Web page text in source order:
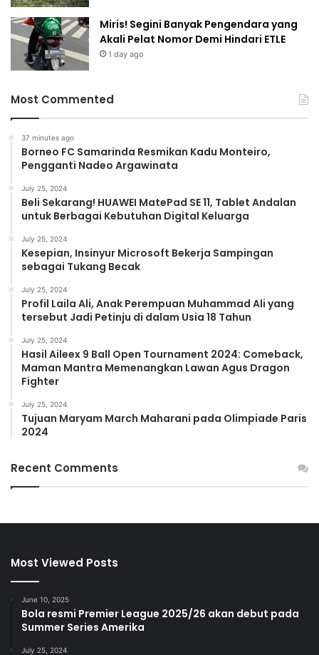
Miris! Segini Banyak Pengendara yang
Akali Pelat Nomor Demi Hindari ETLE
1 day ago
Most Commented
37 minutes ago
Borneo FC Samarinda Resmikan Kadu Monteiro,
Pengganti Nadeo Argawinata
July 25, 2024
Beli Sekarang! HUAWEI MatePad SE 11, Tablet Andalan
untuk Berbagai Kebutuhan Digital Keluarga
July 25, 2024
Kesepian, Insinyur Microsoft Bekerja Sampingan
sebagai Tukang Becak
July 25, 2024
Profil Laila Ali, Anak Perempuan Muhammad Ali yang
tersebut Jadi Petinju di dalam Usia 18 Tahun
July 25, 2024
Hasil Aileex 9 Ball Open Tournament 2024: Comeback,
Maman Mantra Memenangkan Lawan Agus Dragon
Fighter
July 25, 2024
Tujuan Maryam March Maharani pada Olimpiade Paris
2024
Recent Comments
Most Viewed Posts
June 10, 2025
Bola resmi Premier League 2025/26 akan debut pada
Summer Series Amerika
July 25, 2024